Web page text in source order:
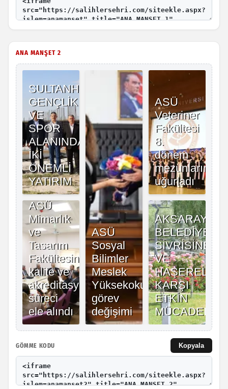
ANA MANŞET 2
GÖMME KODU Kopyala